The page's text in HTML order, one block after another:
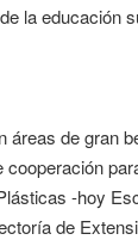
la educación
áreas de gran
-hoy
de